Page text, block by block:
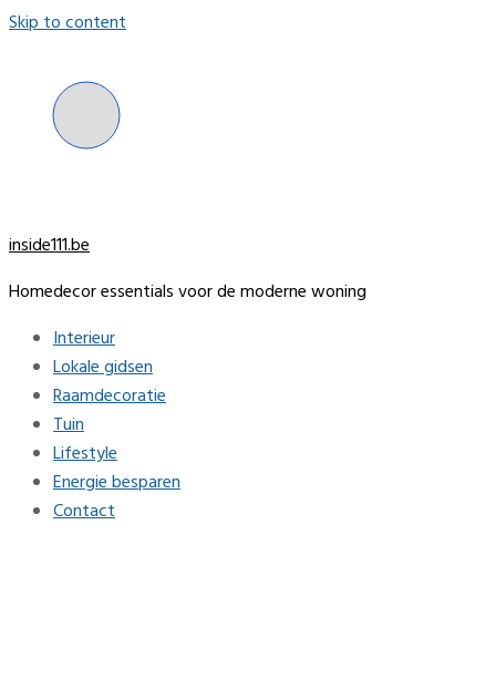
Skip to content
inside111.be
Homedecor essentials voor de moderne woning
Interieur
Lokale gidsen
Raamdecoratie
Tuin
Lifestyle
Energie besparen
Contact